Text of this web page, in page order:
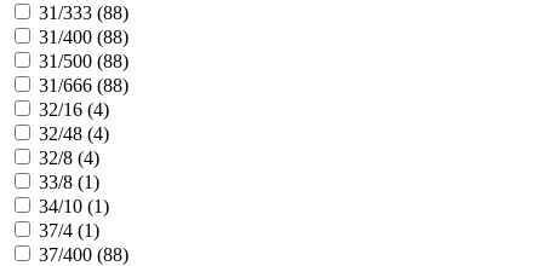
31/333 (88)
31/400 (88)
31/500 (88)
31/666 (88)
32/16 (4)
32/48 (4)
32/8 (4)
33/8 (1)
34/10 (1)
37/4 (1)
37/400 (88)